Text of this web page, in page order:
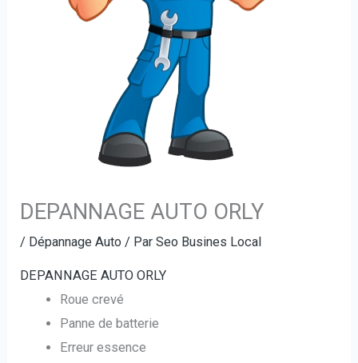
DEPANNAGE AUTO ORLY
/ Dépannage Auto / ParSeo Busines Local
DEPANNAGE AUTO ORLY
Roue crevé
Panne de batterie
Erreur essence